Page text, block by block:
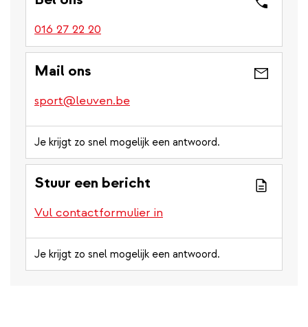
016 27 22 20
Mail ons
sport@leuven.be
Je krijgt zo snel mogelijk een antwoord.
Stuur een bericht
Vul contactformulier in
Je krijgt zo snel mogelijk een antwoord.